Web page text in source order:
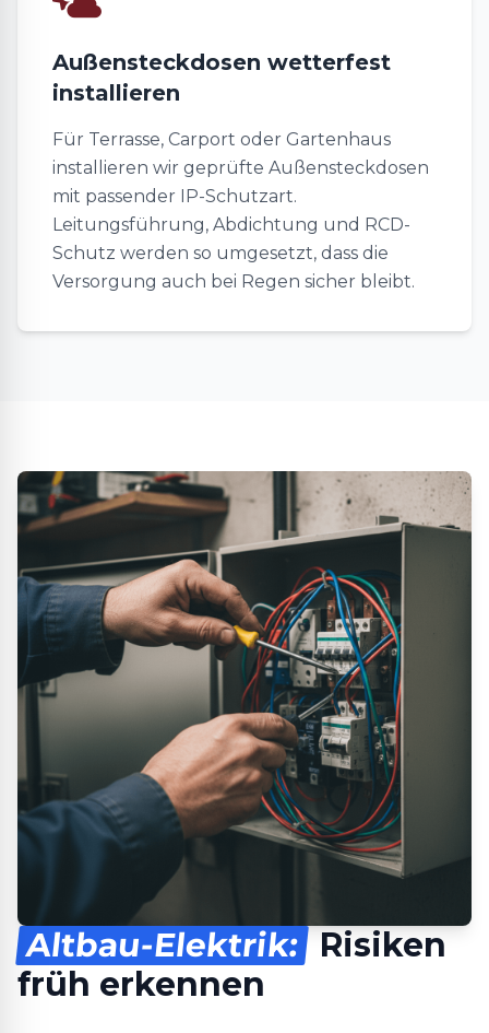
Außensteckdosen wetterfest
installieren
Für Terrasse, Carport oder Gartenhaus
installieren wir geprüfte Außensteckdosen
mit passender IP-Schutzart.
Leitungsführung, Abdichtung und RCD-
Schutz werden so umgesetzt, dass die
Versorgung auch bei Regen sicher bleibt.
Altbau-Elektrik: Risiken
früh erkennen